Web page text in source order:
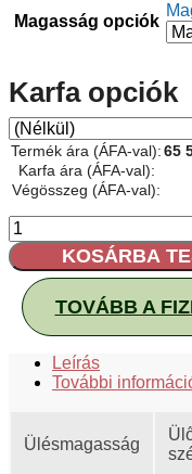
Magasság opciók
Karfa opciók
Termék ára (ÁFA-val):65
Karfa ára (ÁFA-val):
Végösszeg (ÁFA-val):
1290-
NOR
munkaszék
mennyiség
KOSÁRBA
TOVÁBB A
Leírás
További
Ülésmagasság